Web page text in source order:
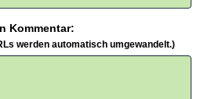
Kommentar:
werden automatisch umgewandelt.)